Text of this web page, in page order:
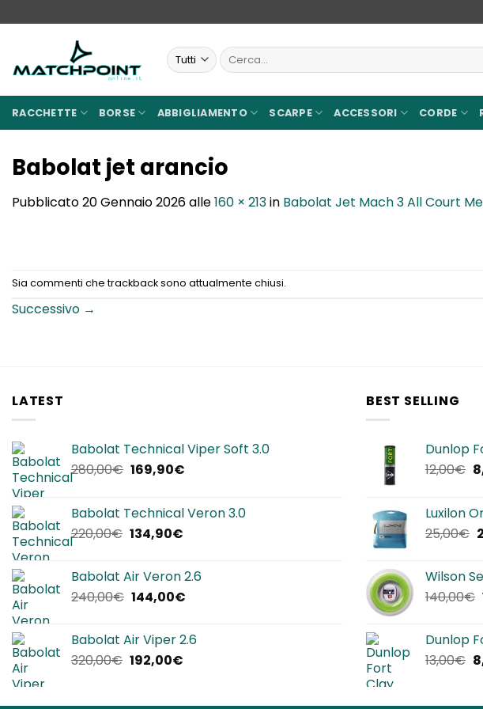
ai
Cerca:
RACCHETTE BORSE ABBIGLIAMENTO SCARPE ACCESSORI CORDE
Babolat jet arancio
Pubblicato20 Gennaio 2026alle160 × 213in Babolat Jet Mach 3 All Court
Sia commenti che trackback sono attualmente chiusi.
Successivo →
LATEST
Babolat Technical Viper Soft 3.0
280,00€ Il
era:
280,00€.
169,90€Il
è:
Babolat Technical Veron 3.0
220,00€ Il
era:
220,00€.
134,90€Il
è:
134,90€.
Babolat Air Veron 2.6
240,00€ Il
era:
240,00€.
144,00€Il
è:
Babolat Air Viper 2.6
320,00€ Il
192,00€Il
BEST SELLING
Dunlop
12,00€ Il
Luxilon
25,00€ Il
Wilson
140,00€
Dunlop
13,00€ Il